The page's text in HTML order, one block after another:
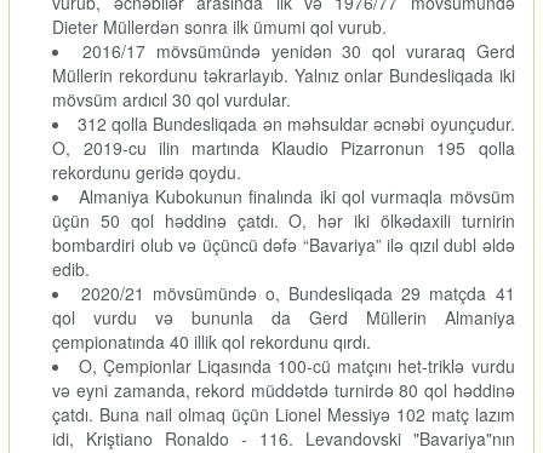
Dieter Müllerdən sonra ilk ümumi qol vurub.
2016/17 mövsümündə yenidən 30 qol vuraraq Gerd
Müllerin rekordunu təkrarlayıb. Yalnız onlar Bundesliqada iki
mövsüm ardıcıl 30 qol vurdular.
312 qolla Bundesliqada ən məhsuldar əcnəbi oyunçudur.
O, 2019-cu ilin martında Klaudio Pizarronun 195 qolla
rekordunu geridə qoydu.
Almaniya Kubokunun finalında iki qol vurmaqla mövsüm
üçün 50 qol həddinə çatdı. O, hər iki ölkədaxili turnirin
bombardiri olub və üçüncü dəfə “Bavariya” ilə qızıl dubl əldə
edib.
2020/21 mövsümündə o, Bundesliqada 29 matçda 41
qol vurdu və bununla da Gerd Müllerin Almaniya
çempionatında 40 illik qol rekordunu qırdı.
O, Çempionlar Liqasında 100-cü matçını het-triklə vurdu
və eyni zamanda, rekord müddətdə turnirdə 80 qol həddinə
çatdı. Buna nail olmaq üçün Lionel Messiyə 102 matç lazım
idi, Kriştiano Ronaldo - 116. Levandovski "Bavariya"nın